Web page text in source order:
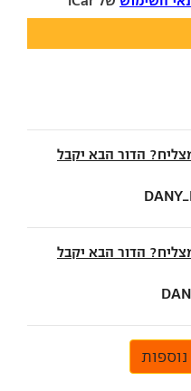
הדור הבא יקבל
הדור הבא יקבל